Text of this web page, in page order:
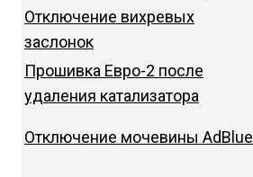
Отключение вихревых
заслонок
Прошивка Евро-2 после
удаления катализатора
Отключение мочевины AdBlue